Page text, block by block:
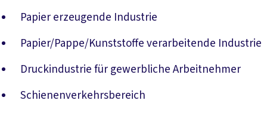
Papier erzeugende Industrie
Papier/Pappe/Kunststoffe verarbeitende Industrie
Druckindustrie für gewerbliche Arbeitnehmer
Schienenverkehrsbereich